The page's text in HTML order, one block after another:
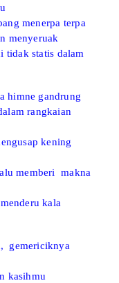
menerpa terpa
menyeruak
tidak statis dalam
himne gandrung
rangkaian
kening
memberi
makna
kala
gemericiknya
kasihmu